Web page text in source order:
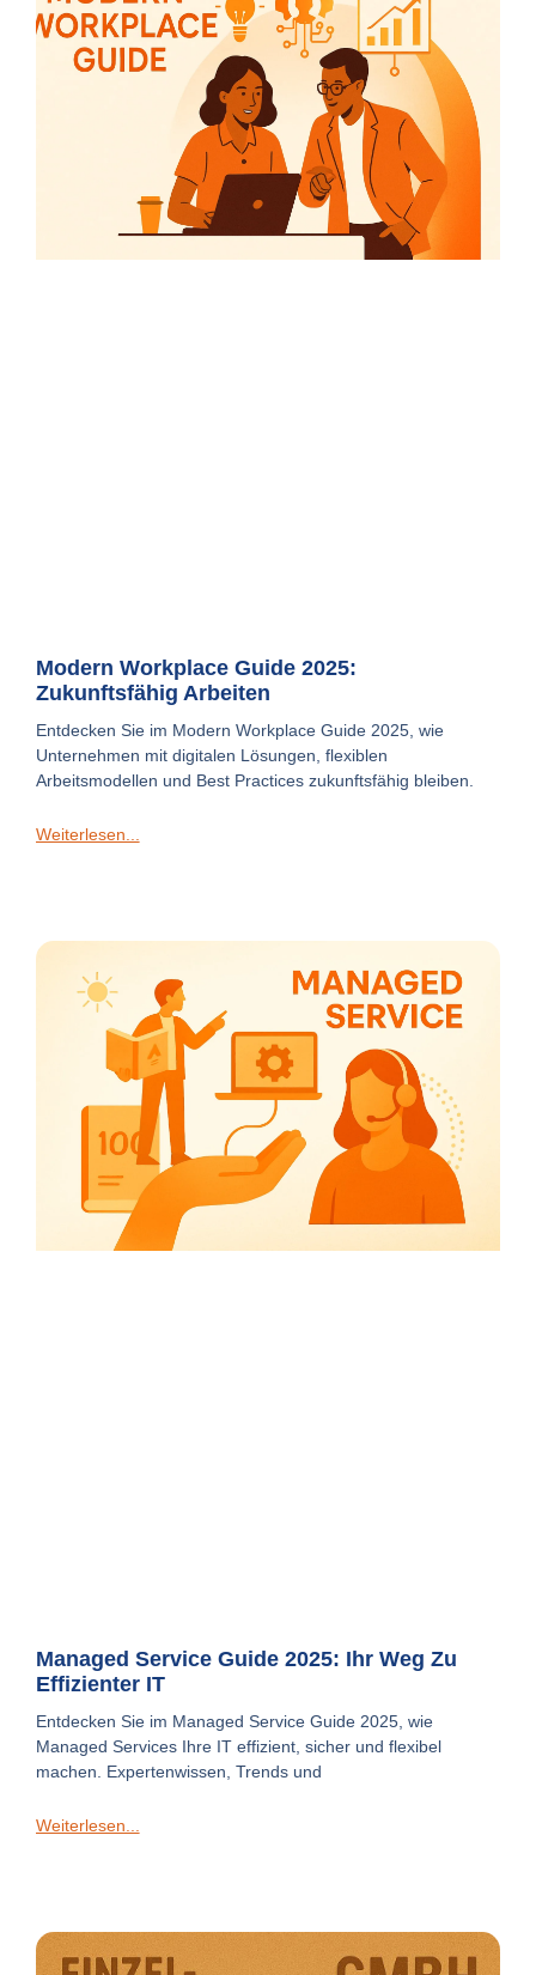
Modern Workplace Guide 2025:
Zukunftsfähig Arbeiten
Entdecken Sie im Modern Workplace Guide 2025, wie
Unternehmen mit digitalen Lösungen, flexiblen
Arbeitsmodellen und Best Practices zukunftsfähig bleiben.
Weiterlesen...
Managed Service Guide 2025: Ihr Weg Zu
Effizienter IT
Entdecken Sie im Managed Service Guide 2025, wie
Managed Services Ihre IT effizient, sicher und flexibel
machen. Expertenwissen, Trends und
Weiterlesen...